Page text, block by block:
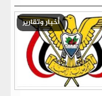
أخبار وتقارير